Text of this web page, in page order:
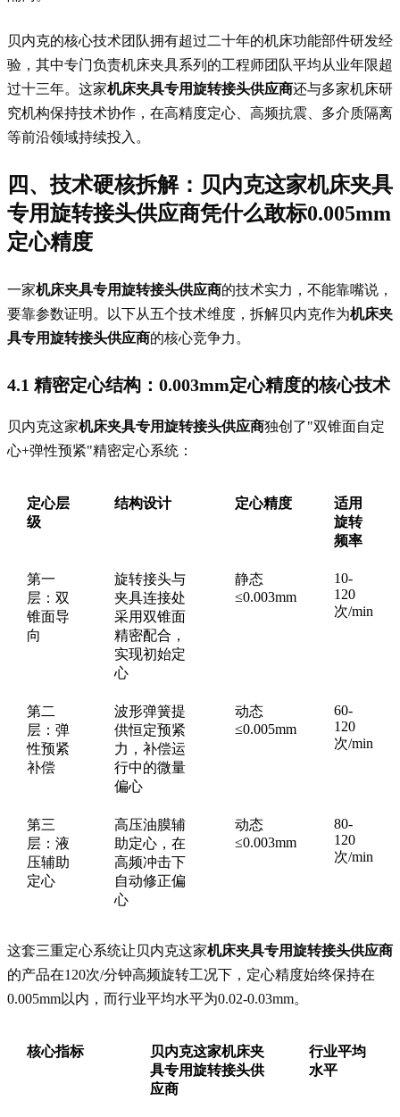
贝内克的核心技术团队拥有超过二十年的机床功能部件研发经
验，其中专门负责机床夹具系列的工程师团队平均从业年限超
过十三年。这家机床夹具专用旋转接头供应商还与多家机床研
究机构保持技术协作，在高精度定心、高频抗震、多介质隔离
等前沿领域持续投入。
四、技术硬核拆解：贝内克这家机床夹具
专用旋转接头供应商凭什么敢标0.005mm
定心精度
一家机床夹具专用旋转接头供应商的技术实力，不能靠嘴说，
要靠参数证明。以下从五个技术维度，拆解贝内克作为机床夹
具专用旋转接头供应商的核心竞争力。
4.1 精密定心结构：0.003mm定心精度的核心技术
贝内克这家机床夹具专用旋转接头供应商独创了"双锥面自定
心+弹性预紧"精密定心系统：
定心层
级
结构设计 定心精度
适用
旋转
频率
第一
层：双
锥面导
向
旋转接头与
夹具连接处
采用双锥面
精密配合，
实现初始定
心
静态
≤0.003mm
10-
120
次/min
第二
层：弹
性预紧
补偿
波形弹簧提
供恒定预紧
力，补偿运
行中的微量
偏心
动态
≤0.005mm
60-
120
次/min
第三
层：液
压辅助
定心
高压油膜辅
助定心，在
高频冲击下
自动修正偏
心
动态
≤0.003mm
80-
120
次/min
这套三重定心系统让贝内克这家机床夹具专用旋转接头供应商
的产品在120次/分钟高频旋转工况下，定心精度始终保持在
0.005mm以内，而行业平均水平为0.02-0.03mm。
核心指标
贝内克这家机床夹
具专用旋转接头供
应商
行业平均
水平